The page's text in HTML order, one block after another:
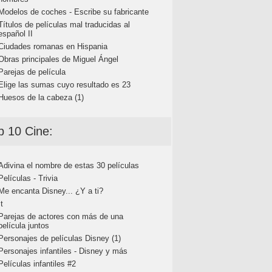
de coches - Escribe su fabricante
de películas mal traducidas al
II
romanas en Hispania
principales de Miguel Ángel
de película
las sumas cuyo resultado es 23
de la cabeza (1)
10 Cine:
el nombre de estas 30 películas
- Trivia
encanta Disney... ¿Y a ti?
de actores con más de una
juntos
de películas Disney (1)
infantiles - Disney y más
infantiles #2